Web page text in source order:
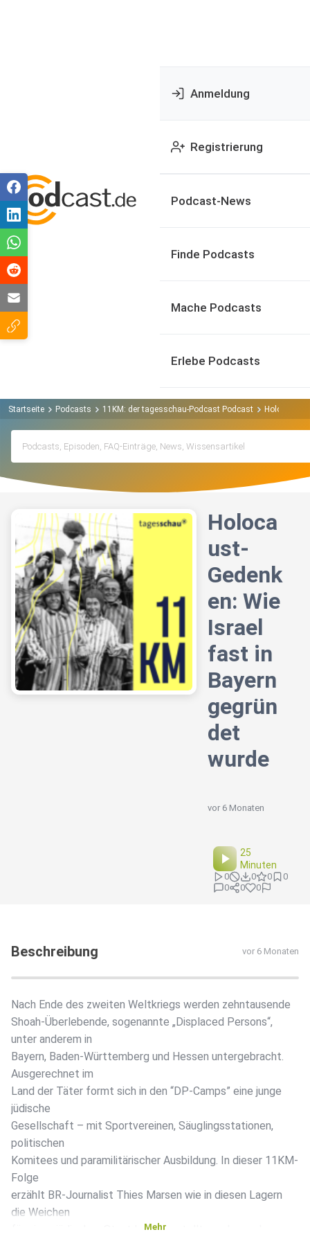
Anmeldung
Registrierung
Podcast-News
Finde Podcasts
Mache Podcasts
Erlebe Podcasts
Startseite Podcasts 11KM: der tagesschau-Podcast Podcast Holocaust-
Holoca
ust-
Gedenk
en: Wie
Israel
fast in
Bayern
gegrün
det
wurde
vor 6 Monaten
25
Minuten
0 0 0
0
0
0 0
Beschreibung vor 6 Monaten
Nach Ende des zweiten Weltkriegs werden zehntausende
Shoah-Überlebende, sogenannte „Displaced Persons“,
unter anderem in
Bayern, Baden-Württemberg und Hessen untergebracht.
Ausgerechnet im
Land der Täter formt sich in den “DP-Camps” eine junge
jüdische
Gesellschaft – mit Sportvereinen, Säuglingsstationen,
politischen
Komitees und paramilitärischer Ausbildung. In dieser 11KM-
Folge
erzählt BR-Journalist Thies Marsen wie in diesen Lagern
die Weichen
für einen jüdischen Staat Israel gestellt wurden und warum
Mehr